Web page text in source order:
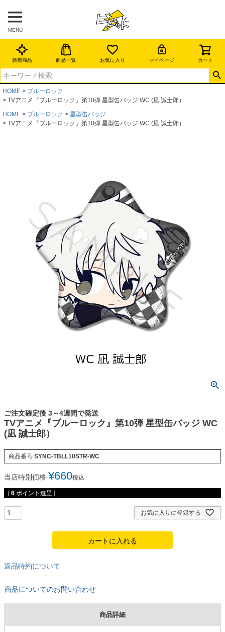
MENU
新着商品 商品一覧 お気に入り マイページ カート
HOME
ブルーロック
TVアニメ『ブルーロック』第10弾 星型缶バッジ WC (凪 誠士郎）
HOME
ブルーロック
星型缶バッジ
TVアニメ『ブルーロック』第10弾 星型缶バッジ WC (凪 誠士郎）
ご注文確定後 3～4週間で発送
TVアニメ『ブルーロック』第10弾 星型缶バッジ WC
(凪 誠士郎）
商品番号 SYNC-TBLL10STR-WC
当店特別価格 ¥660税込
[ 6 ポイント進呈 ]
お気に入りに登録する
カートに入れる
返品特約について
商品についてのお問い合わせ
商品詳細